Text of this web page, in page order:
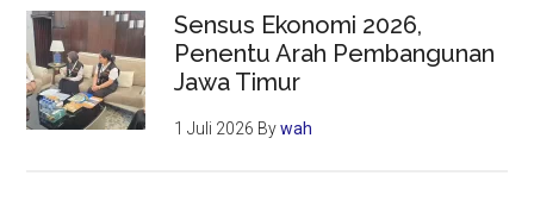
Sensus Ekonomi 2026,
Penentu Arah Pembangunan
Jawa Timur
1 Juli 2026 Bywah